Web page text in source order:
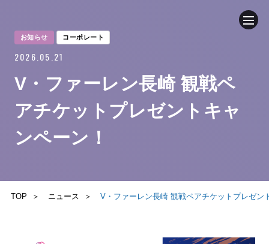
企業情報
ニュース
IR（投資家情報）
お知らせ コーポレート
2026.05.21
V・ファーレン長崎 観戦ペ
アチケットプレゼントキャ
ンペーン！
TOP ニュース V・ファーレン長崎 観戦ペアチケットプレゼン